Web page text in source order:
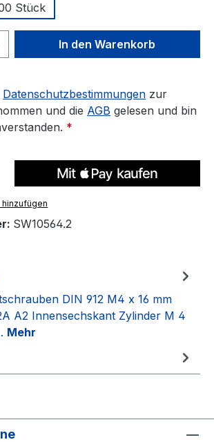
Stück
Gib den
In den Warenkorb
Datenschutzbestimmungen zur
und die AGB gelesen und bin
*
SW10564.2
DIN 912 M4 x 16 mm
A2 Innensechskant Zylinder M 4
Mehr